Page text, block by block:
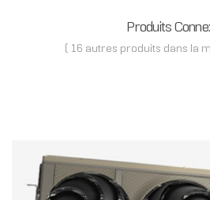
Produits
( 16 autres produits dans la